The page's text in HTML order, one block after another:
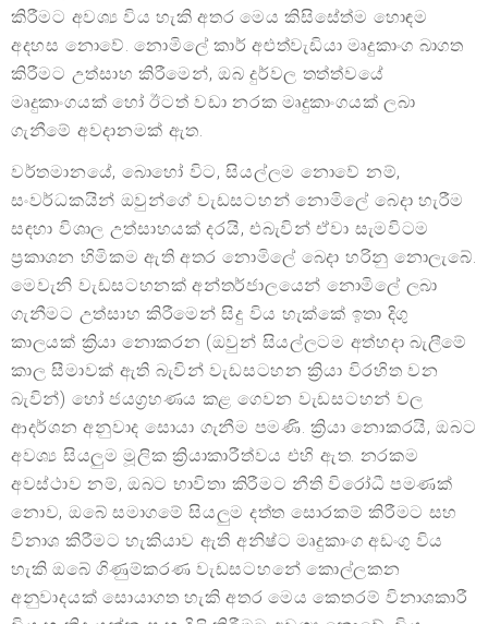
කිරීමට අවශ්‍ය විය හැකි අතර මෙය කිසිසේත්ම හොඳම
අදහස නොවේ. නොමිලේ කාර් අළුත්වැඩියා මෘදුකාංග බාගත
කිරීමට උත්සාහ කිරීමෙන්, ඔබ දුර්වල තත්ත්වයේ
මෘදුකාංගයක් හෝ ඊටත් වඩා නරක මෘදුකාංගයක් ලබා
ගැනීමේ අවදානමක් ඇත.
වර්තමානයේ, බොහෝ විට, සියල්ලම නොවේ නම්,
සංවර්ධකයින් ඔවුන්ගේ වැඩසටහන් නොමිලේ බෙදා හැරීම
සඳහා විශාල උත්සාහයක් දරයි, එබැවින් ඒවා සැමවිටම
ප්‍රකාශන හිමිකම ඇති අතර නොමිලේ බෙදා හරිනු නොලැබේ.
මෙවැනි වැඩසටහනක් අන්තර්ජාලයෙන් නොමිලේ ලබා
ගැනීමට උත්සාහ කිරීමෙන් සිදු විය හැක්කේ ඉතා දිගු
කාලයක් ක්‍රියා නොකරන (ඔවුන් සියල්ලටම අත්හදා බැලීමේ
කාල සීමාවක් ඇති බැවින් වැඩසටහන ක්‍රියා විරහිත වන
බැවින්) හෝ ජයග්‍රහණය කළ ගෙවන වැඩසටහන් වල
ආදර්ශන අනුවාද සොයා ගැනීම පමණි. ක්‍රියා නොකරයි, ඔබට
අවශ්‍ය සියලුම මූලික ක්‍රියාකාරීත්වය එහි ඇත. නරකම
අවස්ථාව නම්, ඔබට භාවිතා කිරීමට නීති විරෝධී පමණක්
නොව, ඔබේ සමාගමේ සියලුම දත්ත සොරකම් කිරීමට සහ
විනාශ කිරීමට හැකියාව ඇති අනිෂ්ට මෘදුකාංග අඩංගු විය
හැකි ඔබේ ගිණුම්කරණ වැඩසටහනේ කොල්ලකන
අනුවාදයක් සොයාගත හැකි අතර මෙය කෙතරම් විනාශකාරී